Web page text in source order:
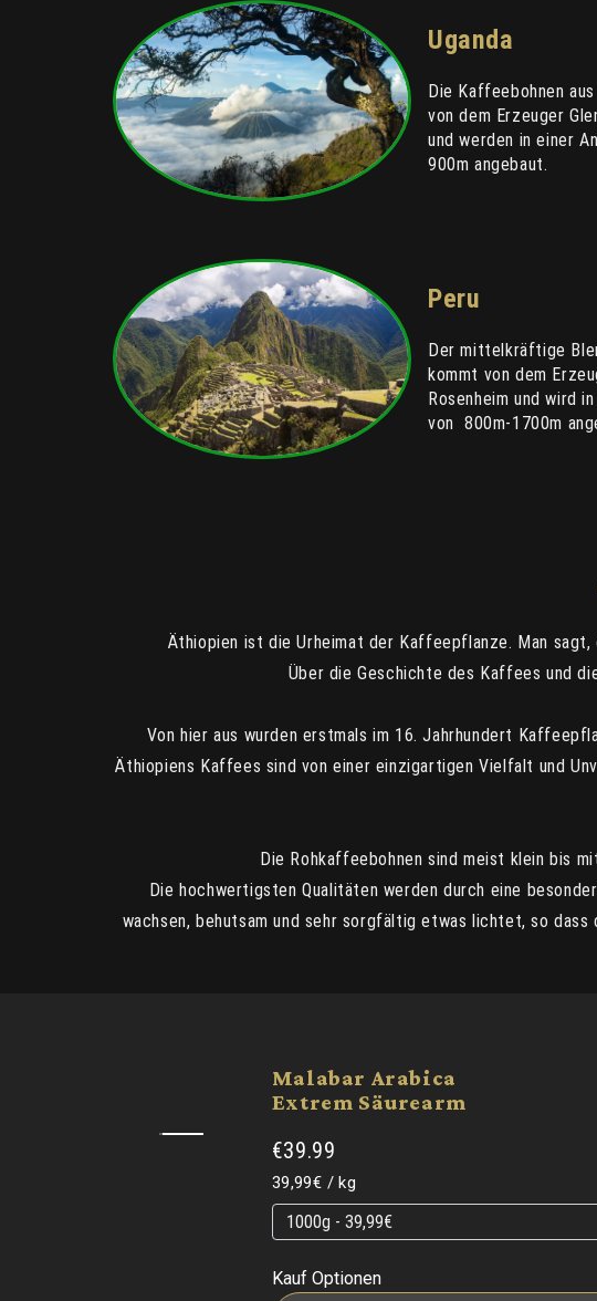
Uganda
Die Kaffeebohnen
von dem Erzeuger
und werden in einer
900m angebaut.
Peru
Der mittelkräftige
kommt von dem
Rosenheim und wird
von 800m-1700m
Äthiopien ist die Urheimat der Kaffeepflanze. Man
Über die Geschichte des Kaffees und
Von hier aus wurden erstmals im 16. Jahrhundert
Äthiopiens Kaffees sind von einer einzigartigen Vielfalt und
Die Rohkaffeebohnen sind meist klein bis
Die hochwertigsten Qualitäten werden durch eine
wachsen, behutsam und sehr sorgfältig etwas lichtet, so
Malabar Arabica
Extrem Säurearm
€39.99
Grundpreis
39,99€ / pro
kg
Grundpreis
Grundpreis
Kauf Optionen